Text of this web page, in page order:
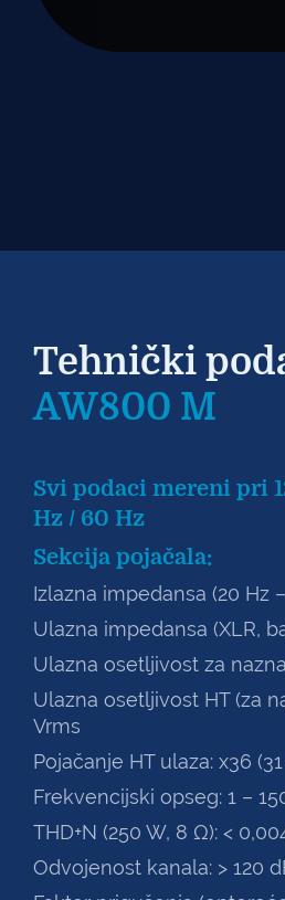
Tehnički
AW800 M
Svi podaci mereni pri
Hz / 60 Hz
Sekcija pojačala:
Izlazna impedansa (20 Hz
Ulazna impedansa (XLR,
Ulazna osetljivost za
Ulazna osetljivost HT (za
Vrms
Pojačanje HT ulaza: x36
Frekvencijski opseg: 1 –
THD+N (250 W, 8 Ω): <
Odvojenost kanala: > 120